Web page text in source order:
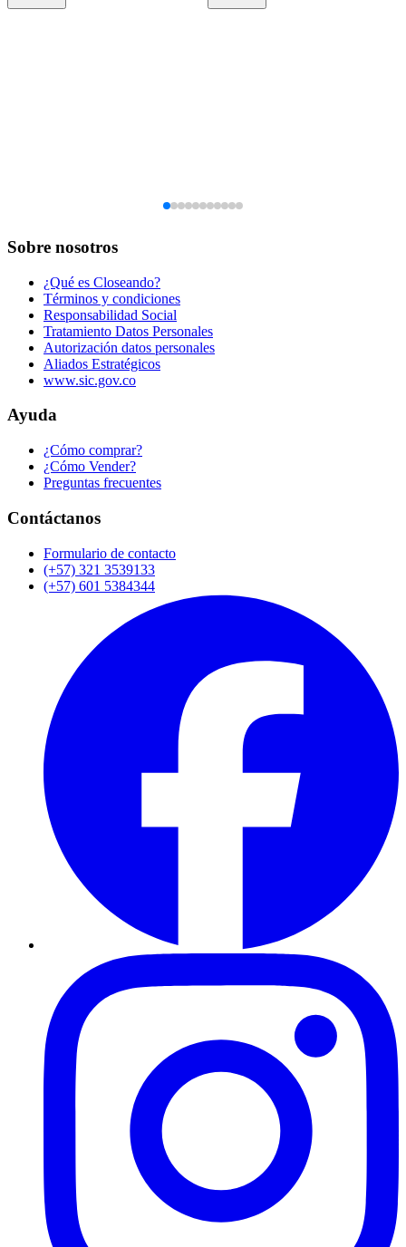
Sobre nosotros
¿Qué es Closeando?
Términos y condiciones
Responsabilidad Social
Tratamiento Datos Personales
Autorización datos personales
Aliados Estratégicos
www.sic.gov.co
Ayuda
¿Cómo comprar?
¿Cómo Vender?
Preguntas frecuentes
Contáctanos
Formulario de contacto
(+57) 321 3539133
(+57) 601 5384344